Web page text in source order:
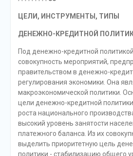
ЦЕЛИ, ИНСТРУМЕНТЫ, ТИПЫ
ДЕНЕЖНО-КРЕДИТНОЙ
Под денежно-кредитной
совокупность мероприятий,
правительством в денежно-
регулирования экономики. Она
макроэкономической политики.
цели денежно-кредитной
роста национального
высокий уровень занятости
платежного баланса. Из их
выделить приоритетную цель
политики - стабилизацию общего